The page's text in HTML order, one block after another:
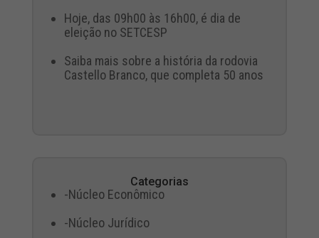
Hoje, das 09h00 às 16h00, é dia de
eleição no SETCESP
Saiba mais sobre a história da rodovia
Castello Branco, que completa 50 anos
Categorias
-Núcleo Econômico
-Núcleo Jurídico